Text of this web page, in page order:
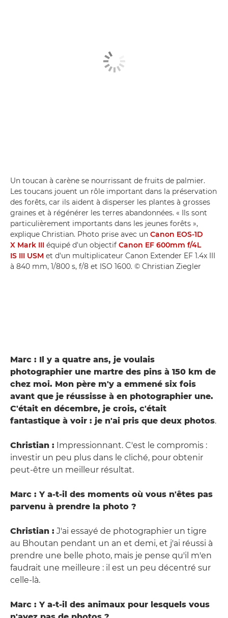
Un toucan à carène se nourrissant de fruits de palmier.
Les toucans jouent un rôle important dans la préservation
des forêts, car ils aident à disperser les plantes à grosses
graines et à régénérer les terres abandonnées. « Ils sont
particulièrement importants dans les jeunes forêts »,
explique Christian. Photo prise avec un Canon EOS-1D
X Mark III équipé d'un objectif Canon EF 600mm f/4L
IS III USM et d'un multiplicateur Canon Extender EF 1.4x III
à 840 mm, 1/800 s, f/8 et ISO 1600. © Christian Ziegler
Marc : Il y a quatre ans, je voulais
photographier une martre des pins à 150 km de
chez moi. Mon père m'y a emmené six fois
avant que je réussisse à en photographier une.
C'était en décembre, je crois, c'était
fantastique à voir : je n'ai pris que deux photos.
Christian : Impressionnant. C'est le compromis :
investir un peu plus dans le cliché, pour obtenir
peut-être un meilleur résultat.
Marc : Y a-t-il des moments où vous n'êtes pas
parvenu à prendre la photo ?
Christian : J'ai essayé de photographier un tigre
au Bhoutan pendant un an et demi, et j'ai réussi à
prendre une belle photo, mais je pense qu'il m'en
faudrait une meilleure : il est un peu décentré sur
celle-là.
Marc : Y a-t-il des animaux pour lesquels vous